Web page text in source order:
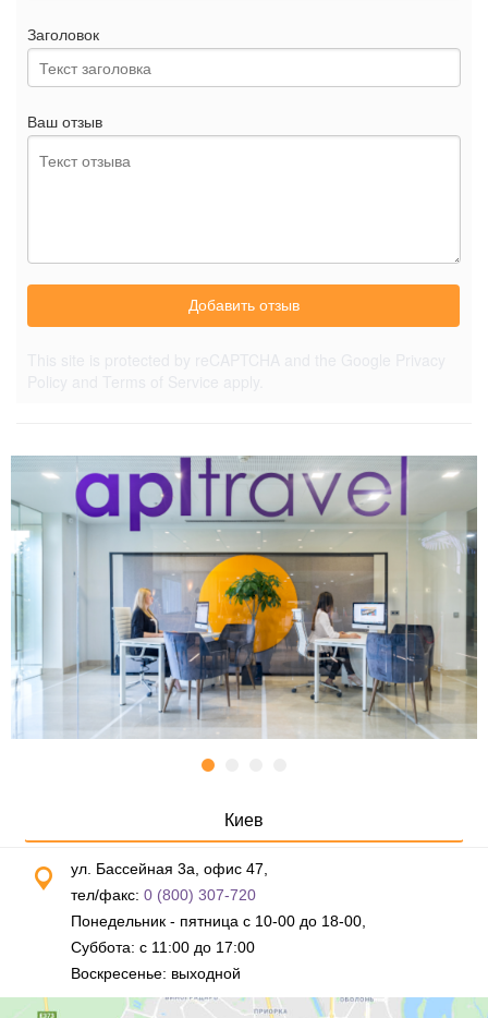
Заголовок
Ваш отзыв
Добавить отзыв
Киев
ул. Бассейная 3а, офис 47,
тел/факс: 0 (800) 307-720
Понедельник - пятница с 10-00 до 18-00,
Суббота: с 11:00 до 17:00
Воскресенье: выходной